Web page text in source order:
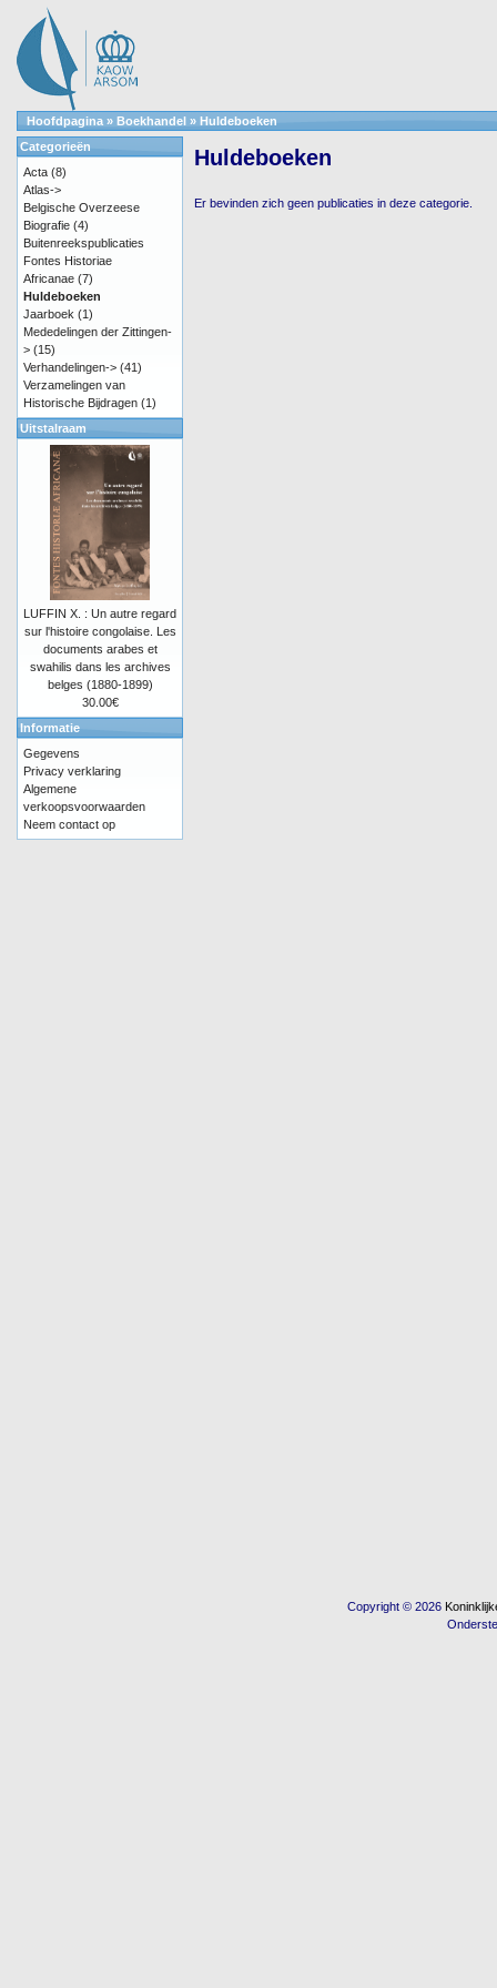
Hoofdpagina » Boekhandel » Huldeboeken
Huldeboeken
Er bevinden zich geen publicaties in deze categorie.
Categorieën
Acta (8)
Atlas->
Belgische Overzeese
Biografie (4)
Buitenreekspublicaties
Fontes Historiae
Africanae (7)
Huldeboeken
Jaarboek (1)
Mededelingen der Zittingen-
> (15)
Verhandelingen-> (41)
Verzamelingen van
Historische Bijdragen (1)
Uitstalraam
LUFFIN X. : Un autre regard
sur l'histoire congolaise. Les
documents arabes et
swahilis dans les archives
belges (1880-1899)
30.00€
Informatie
Gegevens
Privacy verklaring
Algemene
verkoopsvoorwaarden
Neem contact op
Copyright © 2026